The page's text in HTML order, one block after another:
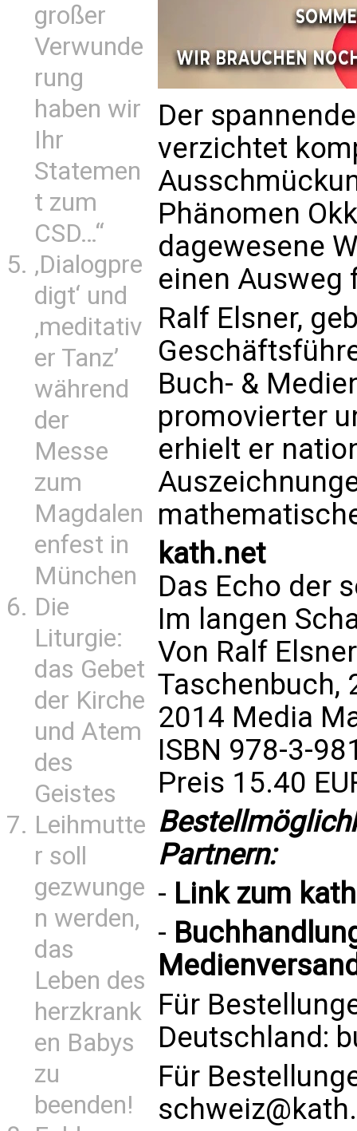
großer
Verwunde
rung
haben wir
Ihr
Statemen
t zum
CSD…“
‚Dialogpre
digt‘ und
‚meditativ
er Tanz’
während
der
Messe
zum
Magdalen
enfest in
München
Die
Liturgie:
das Gebet
der Kirche
und Atem
des
Geistes
Leihmutte
r soll
gezwunge
n werden,
das
Leben des
herzkrank
en Babys
zu
beenden!
Der
verzichtet
Phänomen
dagewesene
einen Ausweg
Ralf Elsner,
Buch- &
promovierter
erhielt er
kath.net
Das Echo der
Im langen
Von Ralf Elsner
Taschenbuch,
2014 Media
ISBN 978-3-
Preis 15.40
Partnern:
- Link zum
-
Für
Deutschland:
Für